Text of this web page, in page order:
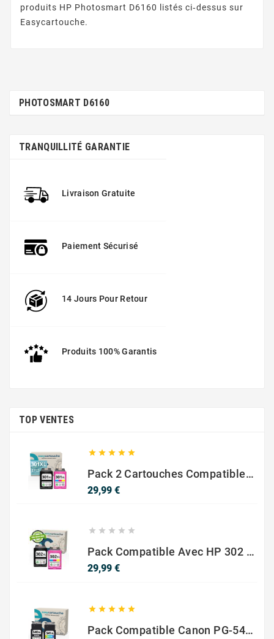
produits HP Photosmart D6160 listés ci‑dessus sur
Easycartouche.
PHOTOSMART D6160
TRANQUILLITÉ GARANTIE
Livraison Gratuite
Paiement Sécurisé
14 Jours Pour Retour
Produits 100% Garantis
TOP VENTES
    
Pack 2 Cartouches Compatible Avec HP 301 XL Noir Et Couleur
29,99 €Prix
    
Pack Compatible Avec HP 302 XL Noir Et Couleur - SANS NIVEAU ENCRE
29,99 €Prix
    
Pack Compatible Canon PG-540 XL / CL-541 XL – Noir & Couleur – Haute Capacité